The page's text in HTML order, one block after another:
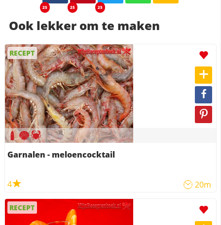
25 25 25
Ook lekker om te maken
RECEPT
Garnalen - meloencocktail
4 20m
RECEPT